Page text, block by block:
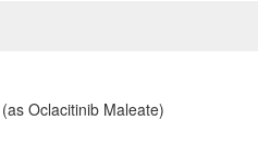
Oclacitinib Maleate)